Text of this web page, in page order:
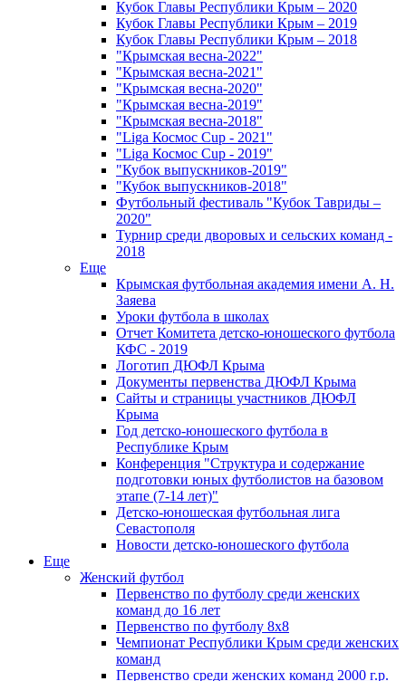
Кубок Главы Республики Крым – 2020
Кубок Главы Республики Крым – 2019
Кубок Главы Республики Крым – 2018
"Крымская весна-2022"
"Крымская весна-2021"
"Крымская весна-2020"
"Крымская весна-2019"
"Крымская весна-2018"
"Liga Космос Cup - 2021"
"Liga Космос Cup - 2019"
"Кубок выпускников-2019"
"Кубок выпускников-2018"
Футбольный фестиваль "Кубок Тавриды –
2020"
Турнир среди дворовых и сельских команд -
2018
Еще
Крымская футбольная академия имени А. Н.
Заяева
Уроки футбола в школах
Отчет Комитета детско-юношеского футбола
КФС - 2019
Логотип ДЮФЛ Крыма
Документы первенства ДЮФЛ Крыма
Сайты и страницы участников ДЮФЛ
Крыма
Год детско-юношеского футбола в
Республике Крым
Конференция "Структура и содержание
подготовки юных футболистов на базовом
этапе (7-14 лет)"
Детско-юношеская футбольная лига
Севастополя
Новости детско-юношеского футбола
Еще
Женский футбол
Первенство по футболу среди женских
команд до 16 лет
Первенство по футболу 8х8
Чемпионат Республики Крым среди женских
команд
Первенство среди женских команд 2000 г.р.